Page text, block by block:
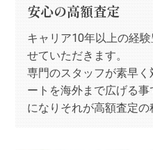
安心の高額査定
キャリア10年以上の経
せていただきます。
専門のスタッフが素早
ートを海外まで広げる
になりそれが高額査定の